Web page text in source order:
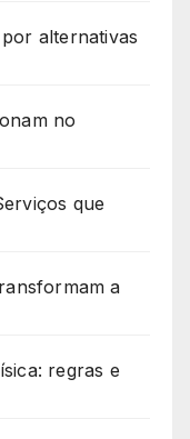
alternativas
no
que
a
regras e